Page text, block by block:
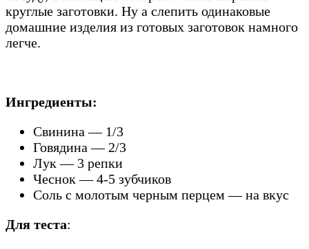
круглые заготовки. Ну а слепить одинаковые
домашние изделия из готовых заготовок намного
легче.
Ингредиенты:
Свинина — 1/3
Говядина — 2/3
Лук — 3 репки
Чеснок — 4-5 зубчиков
Соль с молотым черным перцем — на вкус
Для теста: